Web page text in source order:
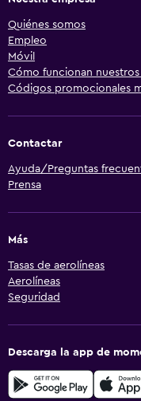
Quiénes somos
Empleo
Móvil
Cómo funcionan
Códigos promocionales
Contactar
Ayuda/Preguntas
Prensa
Más
Tasas de aerolíneas
Aerolíneas
Seguridad
Descarga la app de